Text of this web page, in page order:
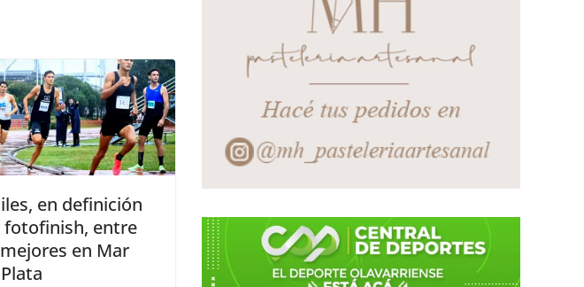
en definición
fotofinish, entre
en Mar